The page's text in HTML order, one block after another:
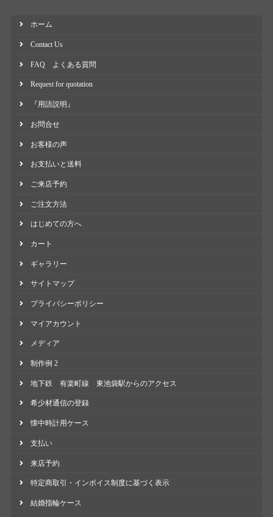
ホーム
Contact Us
FAQ よくある質問
Request for quotation
『用語説明』
お問合せ
お客様の声
お支払いと送料
ご来店予約
ご注文方法
はじめての方へ
カート
ギャラリー
サイトマップ
プライバシーポリシー
マイアカウント
メディア
制作例 2
地下鉄 有楽町線 東池袋駅からのアクセス
希少材通信の登録
懐中時計用ケース
支払い
来店予約
特定商取引・インボイス制度に基づく表示
結婚指輪ケース